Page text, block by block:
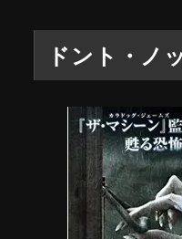
ドント・ノ